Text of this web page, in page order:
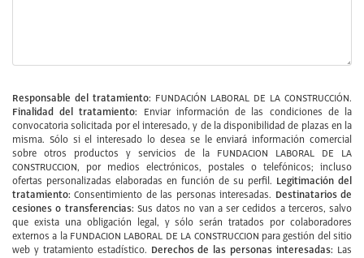
Responsable del tratamiento: FUNDACIÓN LABORAL DE LA CONSTRUCCIÓN.
Finalidad del tratamiento:
Enviar información de las condiciones de la
convocatoria solicitada por el interesado, y de la disponibilidad de plazas en la
misma. Sólo si el interesado lo desea se le enviará información comercial
sobre otros productos y servicios de la FUNDACION LABORAL DE LA
CONSTRUCCION, por medios electrónicos, postales o telefónicos; incluso
ofertas personalizadas elaboradas en función de su perfil. Legitimación del
tratamiento: Consentimiento de las personas interesadas. Destinatarios de
cesiones o transferencias: Sus datos no van a ser cedidos a terceros, salvo
que exista una obligación legal, y sólo serán tratados por colaboradores
externos a la FUNDACION LABORAL DE LA CONSTRUCCION para gestión del sitio
web y tratamiento estadístico. Derechos de las personas interesadas: Las